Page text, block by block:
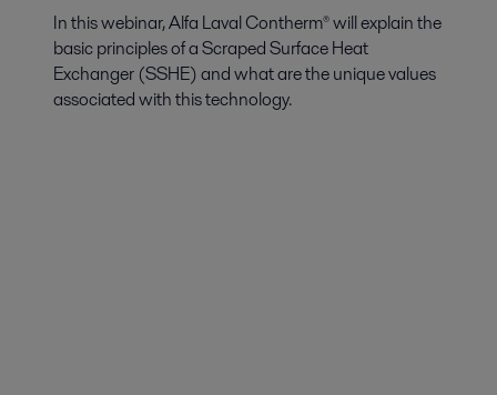
In this webinar, Alfa Laval Contherm® will explain the
basic principles of a Scraped Surface Heat
Exchanger (SSHE) and what are the unique values
associated with this technology.